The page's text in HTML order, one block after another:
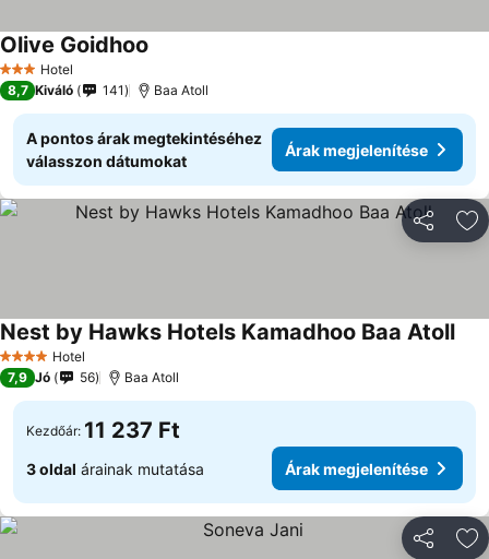
3 Kategória
Hotel
Olive Goidhoo
8,7 Kiváló 141 Baa Atoll
A pontos árak megtekintéséhez
válasszon dátumokat
Árak megjelenítése
4 KategóriaHotel
Nest by Hawks Hotels Kamadhoo Baa Atoll
7,9 Jó 56 Baa Atoll
Kezdőár: 11 237 Ft
3 oldal árainak mutatása Árak megjelenítése